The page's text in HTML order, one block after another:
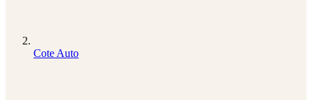
Cote Auto